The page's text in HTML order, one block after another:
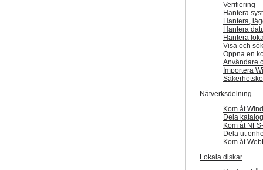
Verifiering
Hantera
Hantera,
Hantera
Hantera
Visa och
Öppna en
Användare
Importera
Nätverksdelning
Kom åt
Dela
Kom åt
Dela ut
Kom åt
Lokala diskar